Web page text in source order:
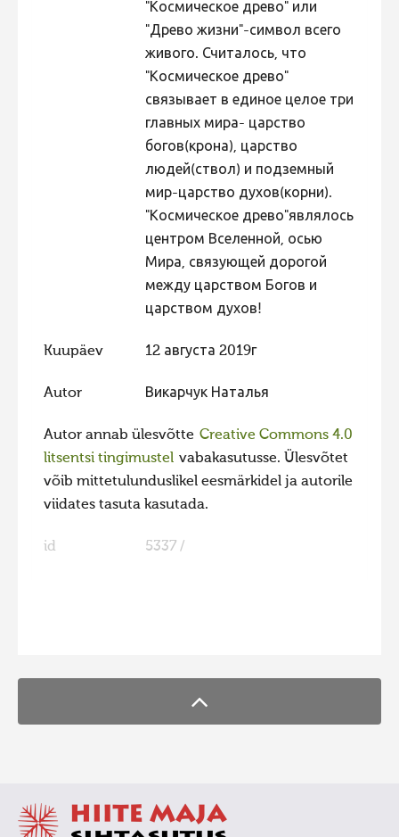
"Космическое древо" или
"Древо жизни"-символ всего
живого. Считалось, что
"Космическое древо"
связывает в единое целое три
главных мира- царство
богов(крона), царство
людей(ствол) и подземный
мир-царство духов(корни).
"Космическое древо"являлось
центром Вселенной, осью
Мира, связующей дорогой
между царством Богов и
царством духов!
Kuupäev 12 августа 2019г
Autor Викарчук Наталья
Autor annab ülesvõtte Creative Commons 4.0
litsentsi tingimustel vabakasutusse. Ülesvõtet
võib mittetulunduslikel eesmärkidel ja autorile
viidates tasuta kasutada.
id 5337 /